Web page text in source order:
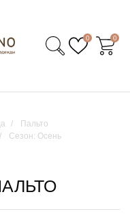
0 0
Пальто
Сезон: Осень